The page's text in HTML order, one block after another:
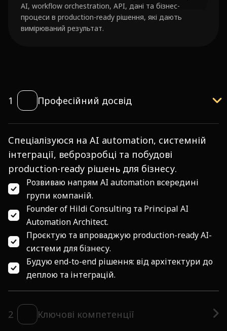
AI, workflow orchestration, API, дані та бізнес-
процеси в production-ready рішення, які дають
вимірюваний результат.
1 Професійний досвід
Спеціалізуюся на AI automation, системній
інтеграції, веброзробці та побудові
production-ready рішень для бізнесу.
Розвиваю напрям AI automation всередині
групи компаній.
Founder of Hildi Consulting та Principal AI
Automation Architect.
Проєктую та впроваджую production-ready AI-
системи для бізнесу.
Будую end-to-end рішення: від архітектури до
деплою та інтеграцій.
2 Ключові компетенції